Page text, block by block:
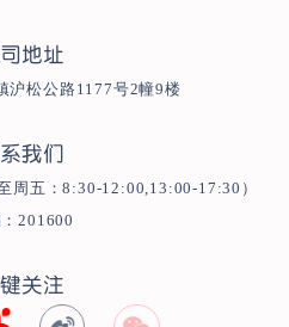
地址
沪松公路1177号2幢9楼
我们
周五：8:30-12:00,13:00-17:30）
201600
关注